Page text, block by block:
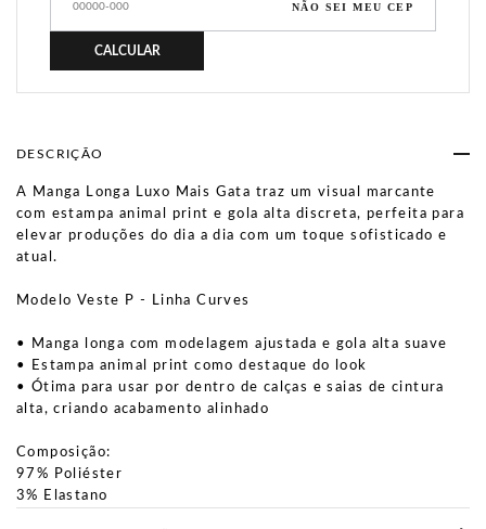
NÃO SEI MEU CEP
CALCULAR
DESCRIÇÃO
A Manga Longa Luxo Mais Gata traz um visual marcante
com estampa animal print e gola alta discreta, perfeita para
elevar produções do dia a dia com um toque sofisticado e
atual.
Modelo Veste P - Linha Curves
• Manga longa com modelagem ajustada e gola alta suave
• Estampa animal print como destaque do look
• Ótima para usar por dentro de calças e saias de cintura
alta, criando acabamento alinhado
Composição:
97% Poliéster
3% Elastano